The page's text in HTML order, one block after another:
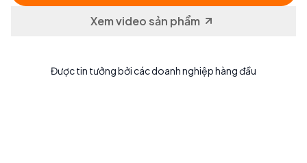
Xem video sản phẩm
Được tin tưởng bởi các doanh nghiệp hàng đầu